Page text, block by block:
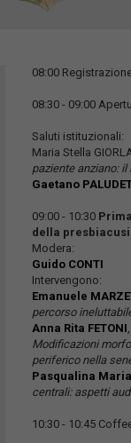
08:00
08:30 - 09:00
Saluti istituzionali:
Maria Stella
paziente anziano:
Gaetano
09:00 - 10:30
della
Modera:
Guido CONTI
Intervengono:
Emanuele
percorso
Anna Rita FETONI,
Modificazioni
periferico nella
Pasqualina Maria
centrali: aspetti
10:30 - 10:45